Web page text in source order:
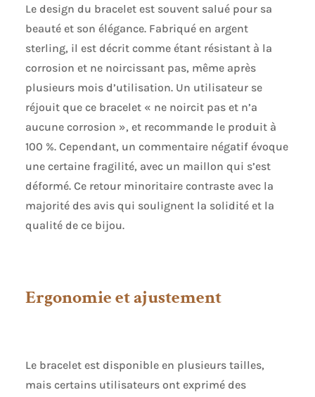
décontractées que les
looks plus habillés
Collection de bijoux
expressive : Les
bracelets Pandora
encourager
l’expression de soi à
travers des pièces
inspirées par
l’individualité, la
créativité et un style
Le design du bracelet est souvent salué pour sa
beauté et son élégance. Fabriqué en argent
sterling, il est décrit comme étant résistant à la
corrosion et ne noircissant pas, même après
plusieurs mois d’utilisation. Un utilisateur se
réjouit que ce bracelet « ne noircit pas et n’a
aucune corrosion », et recommande le produit à
100 %. Cependant, un commentaire négatif évoque
une certaine fragilité, avec un maillon qui s’est
déformé. Ce retour minoritaire contraste avec la
majorité des avis qui soulignent la solidité et la
qualité de ce bijou.
Ergonomie et ajustement
Le bracelet est disponible en plusieurs tailles,
mais certains utilisateurs ont exprimé des